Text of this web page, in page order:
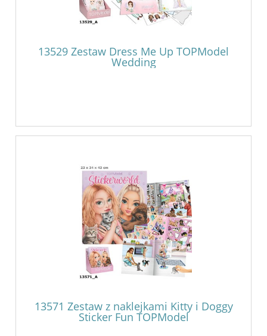
13529 Zestaw Dress Me Up TOPModel
Wedding
13571 Zestaw z naklejkami Kitty i Doggy
Sticker Fun TOPModel